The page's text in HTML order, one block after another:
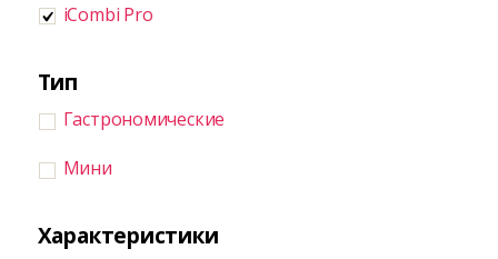
iCombi Pro
Тип
Гастрономические
Мини
Характеристики